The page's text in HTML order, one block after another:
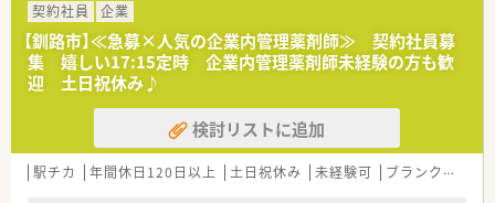
契約社員
企業
【釧路市】≪急募×人気の企業内管理薬剤師≫ 契約社員募
集 嬉しい17:15定時 企業内管理薬剤師未経験の方も歓
迎 土日祝休み♪
検討リストに追加
駅チカ 年間休日120日以上 土日祝休み 未経験可 ブランク可